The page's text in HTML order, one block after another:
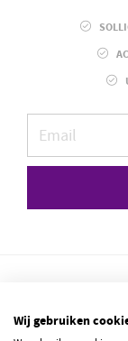
Wij gebruiken